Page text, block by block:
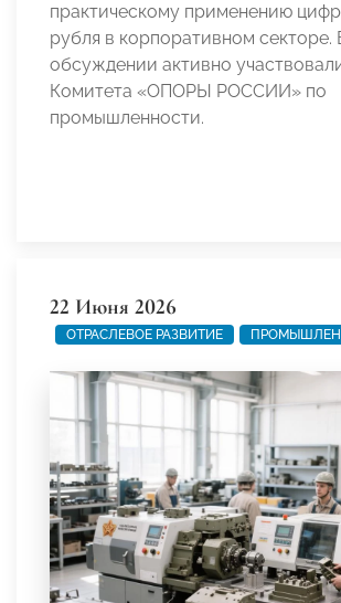
практическому применению
рубля в корпоративном секторе.
обсуждении активно
Комитета «ОПОРЫ РОССИИ» по
промышленности.
22 Июня 2026
ОТРАСЛЕВОЕ РАЗВИТИЕ